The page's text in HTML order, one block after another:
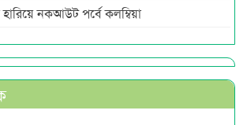
নকআউট পর্বে কলম্বিয়া